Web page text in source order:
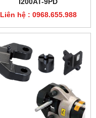
Liên hệ : 0968.655.988